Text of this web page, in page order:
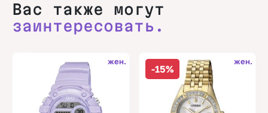
Вас также могут
заинтересовать.
жен.
-15%
жен.